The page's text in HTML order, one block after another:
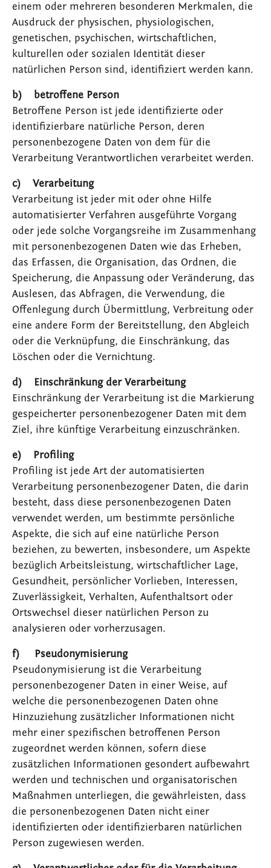
einem oder mehreren besonderen Merkmalen, die
Ausdruck der physischen, physiologischen,
genetischen, psychischen, wirtschaftlichen,
kulturellen oder sozialen Identität dieser
natürlichen Person sind, identifiziert werden kann.
b) betroffene Person
Betroffene Person ist jede identifizierte oder
identifizierbare natürliche Person, deren
personenbezogene Daten von dem für die
Verarbeitung Verantwortlichen verarbeitet werden.
c) Verarbeitung
Verarbeitung ist jeder mit oder ohne Hilfe
automatisierter Verfahren ausgeführte Vorgang
oder jede solche Vorgangsreihe im Zusammenhang
mit personenbezogenen Daten wie das Erheben,
das Erfassen, die Organisation, das Ordnen, die
Speicherung, die Anpassung oder Veränderung, das
Auslesen, das Abfragen, die Verwendung, die
Offenlegung durch Übermittlung, Verbreitung oder
eine andere Form der Bereitstellung, den Abgleich
oder die Verknüpfung, die Einschränkung, das
Löschen oder die Vernichtung.
d) Einschränkung der Verarbeitung
Einschränkung der Verarbeitung ist die Markierung
gespeicherter personenbezogener Daten mit dem
Ziel, ihre künftige Verarbeitung einzuschränken.
e) Profiling
Profiling ist jede Art der automatisierten
Verarbeitung personenbezogener Daten, die darin
besteht, dass diese personenbezogenen Daten
verwendet werden, um bestimmte persönliche
Aspekte, die sich auf eine natürliche Person
beziehen, zu bewerten, insbesondere, um Aspekte
bezüglich Arbeitsleistung, wirtschaftlicher Lage,
Gesundheit, persönlicher Vorlieben, Interessen,
Zuverlässigkeit, Verhalten, Aufenthaltsort oder
Ortswechsel dieser natürlichen Person zu
analysieren oder vorherzusagen.
f) Pseudonymisierung
Pseudonymisierung ist die Verarbeitung
personenbezogener Daten in einer Weise, auf
welche die personenbezogenen Daten ohne
Hinzuziehung zusätzlicher Informationen nicht
mehr einer spezifischen betroffenen Person
zugeordnet werden können, sofern diese
zusätzlichen Informationen gesondert aufbewahrt
werden und technischen und organisatorischen
Maßnahmen unterliegen, die gewährleisten, dass
die personenbezogenen Daten nicht einer
identifizierten oder identifizierbaren natürlichen
Person zugewiesen werden.